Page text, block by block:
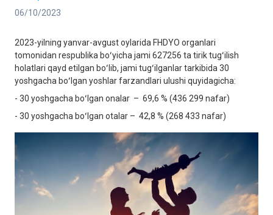
06/10/2023
2023-yilning yanvar-avgust oylarida FHDYO organlari
tomonidan respublika boʻyicha jami 627256 ta tirik tugʻilish
holatlari qayd etilgan boʻlib, jami tugʻilganlar tarkibida 30
yoshgacha boʻlgan yoshlar farzandlari ulushi quyidagicha:
- 30 yoshgacha boʻlgan onalar – 69,6 % (436 299 nafar)
- 30 yoshgacha boʻlgan otalar – 42,8 % (268 433 nafar)